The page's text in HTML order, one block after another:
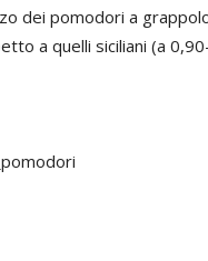
dei pomodori a
a quelli siciliani (a